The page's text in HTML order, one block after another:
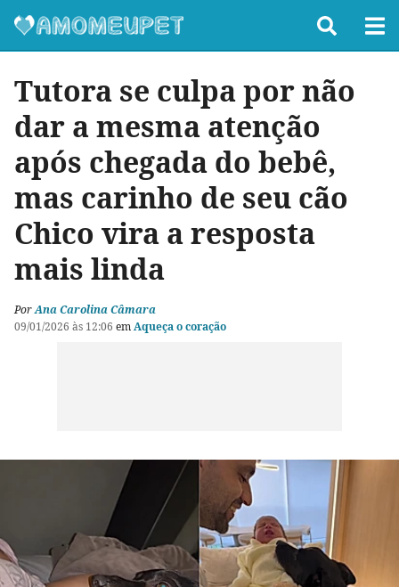
Tutora se culpa por não
dar a mesma atenção
após chegada do bebê,
mas carinho de seu cão
Chico vira a resposta
mais linda
PorAna Carolina Câmara
09/01/2026 às 12:06 emAqueça o coração